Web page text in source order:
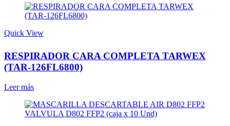
Quick View
RESPIRADOR CARA COMPLETA TARWEX
(TAR-126FL6800)
Leer más